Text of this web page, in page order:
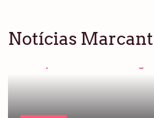
Notícias